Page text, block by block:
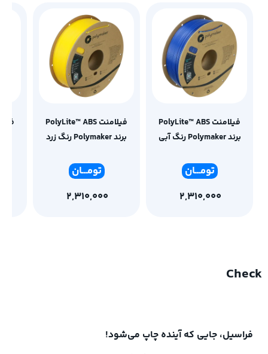
فیلامنت PolyLite™ ABS
برند Polymaker رنگ آبی
تومـــان
2,310,000
فیلامنت PolyLite™ ABS
برند Polymaker رنگ زرد
تومـــان
2,310,000
Check
فراسیل، جایی که آینده چاپ می‌شود!